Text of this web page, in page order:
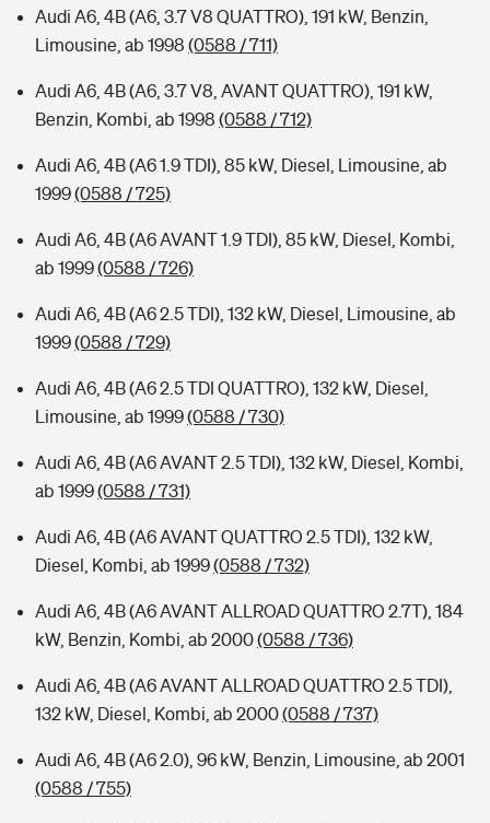
Audi A6, 4B (A6, 3.7 V8 QUATTRO), 191 kW, Benzin,
Limousine, ab 1998 (0588 / 711)
Audi A6, 4B (A6, 3.7 V8, AVANT QUATTRO), 191 kW,
Benzin, Kombi, ab 1998 (0588 / 712)
Audi A6, 4B (A6 1.9 TDI), 85 kW, Diesel, Limousine, ab
1999(0588 / 725)
Audi A6, 4B (A6 AVANT 1.9 TDI), 85 kW, Diesel, Kombi,
ab 1999(0588 / 726)
Audi A6, 4B (A6 2.5 TDI), 132 kW, Diesel, Limousine, ab
1999(0588 / 729)
Audi A6, 4B (A6 2.5 TDI QUATTRO), 132 kW, Diesel,
Limousine, ab 1999(0588 / 730)
Audi A6, 4B (A6 AVANT 2.5 TDI), 132 kW, Diesel, Kombi,
ab 1999(0588 / 731)
Audi A6, 4B (A6 AVANT QUATTRO 2.5 TDI), 132 kW,
Diesel, Kombi, ab 1999(0588 / 732)
Audi A6, 4B (A6 AVANT ALLROAD QUATTRO 2.7T), 184
kW, Benzin, Kombi, ab 2000(0588 / 736)
Audi A6, 4B (A6 AVANT ALLROAD QUATTRO 2.5 TDI),
132 kW, Diesel, Kombi, ab 2000(0588 / 737)
Audi A6, 4B (A6 2.0), 96 kW, Benzin, Limousine, ab 2001
(0588 / 755)